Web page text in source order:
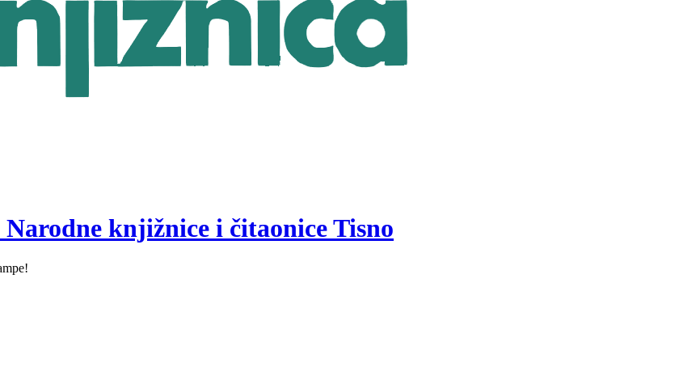
knjižnice i čitaonice Tisno